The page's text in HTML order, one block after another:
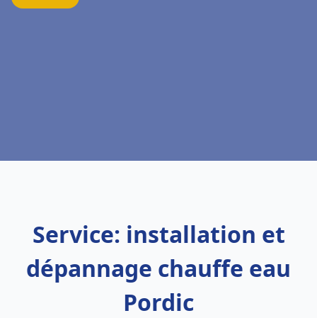
Service: installation et
dépannage chauffe eau
Pordic